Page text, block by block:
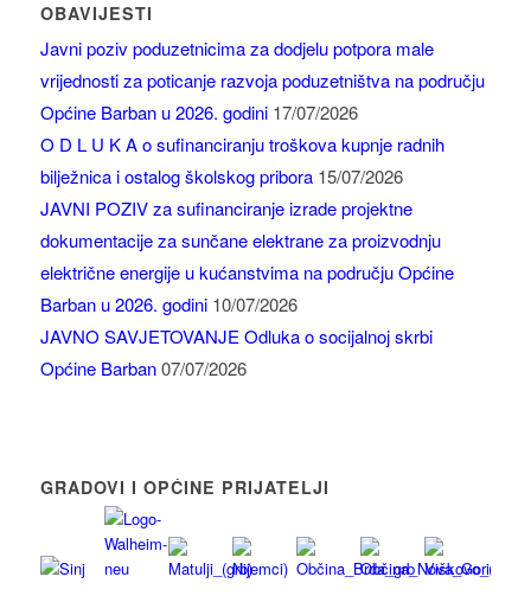
OBAVIJESTI
Javni poziv poduzetnicima za dodjelu potpora male
vrijednosti za poticanje razvoja poduzetništva na području
Općine Barban u 2026. godini 17/07/2026
O D L U K A o sufinanciranju troškova kupnje radnih
bilježnica i ostalog školskog pribora 15/07/2026
JAVNI POZIV za sufinanciranje izrade projektne
dokumentacije za sunčane elektrane za proizvodnju
električne energije u kućanstvima na području Općine
Barban u 2026. godini 10/07/2026
JAVNO SAVJETOVANJE Odluka o socijalnoj skrbi
Općine Barban 07/07/2026
GRADOVI I OPĆINE PRIJATELJI